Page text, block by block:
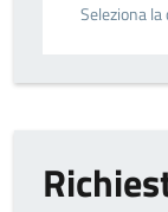
Seleziona